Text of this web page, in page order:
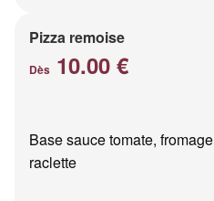
Pizza remoise
Dès 10.00 €
Base sauce tomate,
raclette